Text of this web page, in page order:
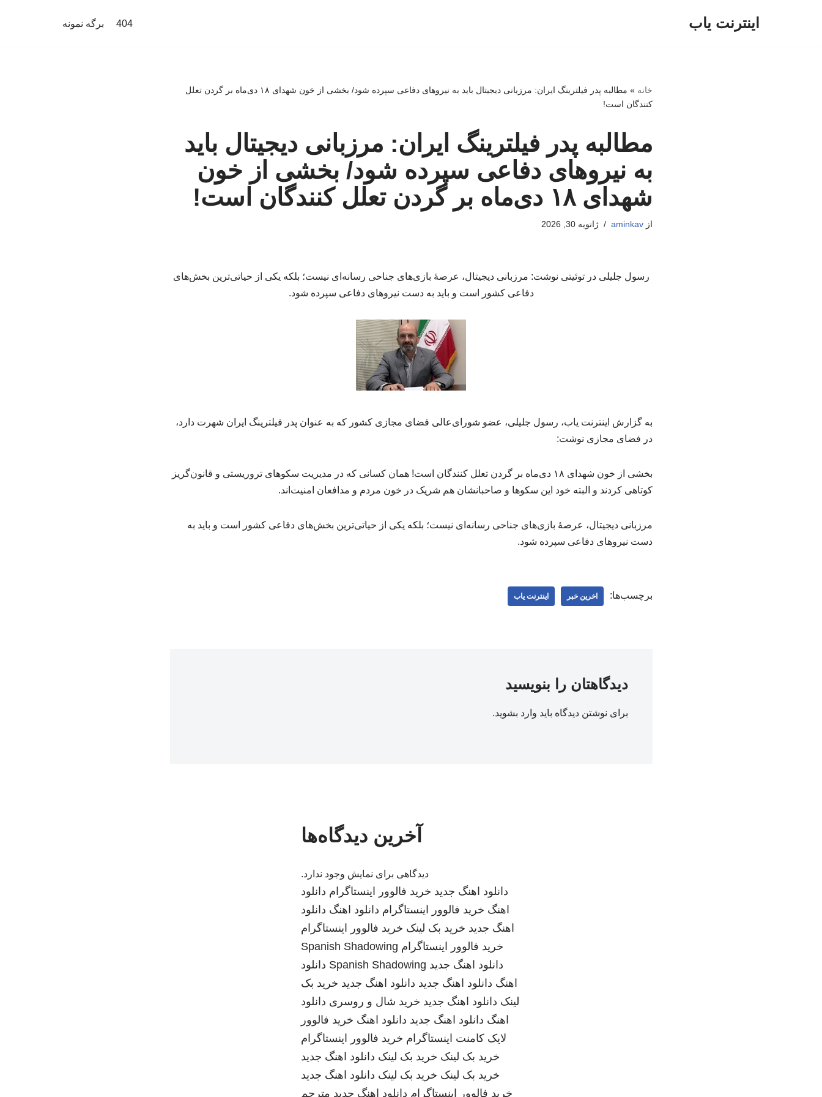
اینترنت یاب 404 برگه نمونه
خانه »
مطالبه پدر فیلترینگ ایران: مرزبانی دیجیتال باید به نیروهای دفاعی سپرده شود/ بخشی از خون شهدای ۱۸ دی‌ماه بر گردن تعلل
کنندگان است!
مطالبه پدر فیلترینگ ایران: مرزبانی دیجیتال باید
به نیروهای دفاعی سپرده شود/ بخشی از خون
شهدای ۱۸ دی‌ماه بر گردن تعلل کنندگان است!
ازaminkav ژانویه 30, 2026
رسول جلیلی در توئیتی نوشت: مرزبانی دیجیتال، عرصهٔ بازی‌های جناحی رسانه‌ای نیست؛ بلکه یکی از حیاتی‌ترین بخش‌های
دفاعی کشور است و باید به دست نیروهای دفاعی سپرده شود.
به گزارش اینترنت یاب، رسول جلیلی، عضو شورای‌عالی فضای مجازی کشور که به عنوان پدر فیلترینگ ایران شهرت دارد،
در فضای مجازی نوشت:
بخشی از خون شهدای ۱۸ دی‌ماه بر گردن تعلل کنندگان است! همان کسانی که در مدیریت سکوهای تروریستی و قانون‌گریز
کوتاهی کردند و البته خود این سکوها و صاحبانشان هم شریک در خون مردم و مدافعان امنیت‌اند.
مرزبانی دیجیتال، عرصهٔ بازی‌های جناحی رسانه‌ای نیست؛ بلکه یکی از حیاتی‌ترین بخش‌های دفاعی کشور است و باید به
دست نیروهای دفاعی سپرده شود.
برچسب‌ها: اخرین خبر اینترنت یاب
دیدگاهتان را بنویسید
برای نوشتن دیدگاه باید وارد بشوید.
آخرین دیدگاه‌ها
دیدگاهی برای نمایش وجود ندارد.
دانلود اهنگ جدید خرید فالوور اینستاگرام دانلود
اهنگ خرید فالوور اینستاگرام دانلود اهنگ دانلود
اهنگ جدید خرید بک لینک خرید فالوور اینستاگرام
خرید فالوور اینستاگرام Spanish Shadowing
دانلود اهنگ جدید Spanish Shadowing دانلود
اهنگ دانلود اهنگ جدید دانلود اهنگ جدید خرید بک
لینک دانلود اهنگ جدید خرید شال و روسری دانلود
اهنگ دانلود اهنگ جدید دانلود اهنگ خرید فالوور
لایک کامنت اینستاگرام خرید فالوور اینستاگرام
خرید بک لینک خرید بک لینک دانلود اهنگ جدید
خرید بک لینک خرید بک لینک دانلود اهنگ جدید
خرید فالوور اینستاگرام دانلود اهنگ جدید مترجم